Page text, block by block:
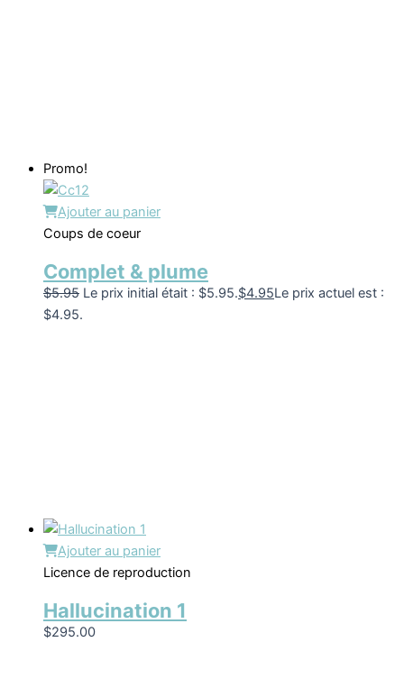
Promo!
Ajouter au panier
Coups de coeur
Complet & plume
$5.95 Le prix initial était : $5.95.$4.95Le prix actuel est :
$4.95.
Ajouter au panier
Licence de reproduction
Hallucination 1
$295.00